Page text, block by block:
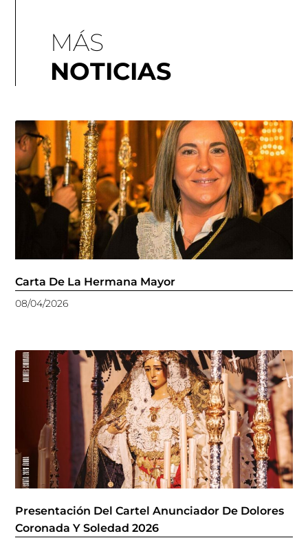
MÁS
NOTICIAS
Carta De La Hermana Mayor
08/04/2026
Presentación Del Cartel Anunciador De Dolores
Coronada Y Soledad 2026